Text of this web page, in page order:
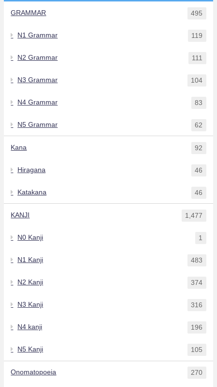
GRAMMAR 495
N1 Grammar 119
N2 Grammar 111
N3 Grammar 104
N4 Grammar 83
N5 Grammar 62
Kana 92
Hiragana 46
Katakana 46
KANJI 1,477
N0 Kanji 1
N1 Kanji 483
N2 Kanji 374
N3 Kanji 316
N4 kanji 196
N5 Kanji 105
Onomatopoeia 270